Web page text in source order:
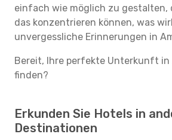
einfach wie möglich zu gestalten,
das konzentrieren können, was
unvergessliche Erinnerungen in
Bereit, Ihre perfekte Unterkunft in
finden?
Erkunden Sie Hotels in
Destinationen